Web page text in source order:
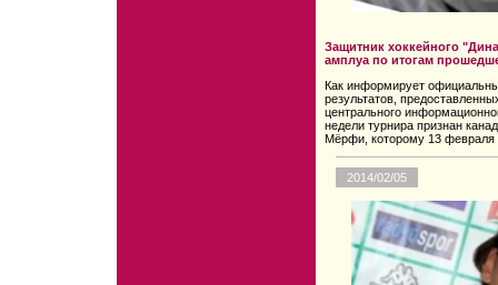
Защитник хоккейного
амплуа по итогам
Как информирует
результатов,
центрального
недели турнира признан
Мёрфи, которому 13 февраля
2014/02/05